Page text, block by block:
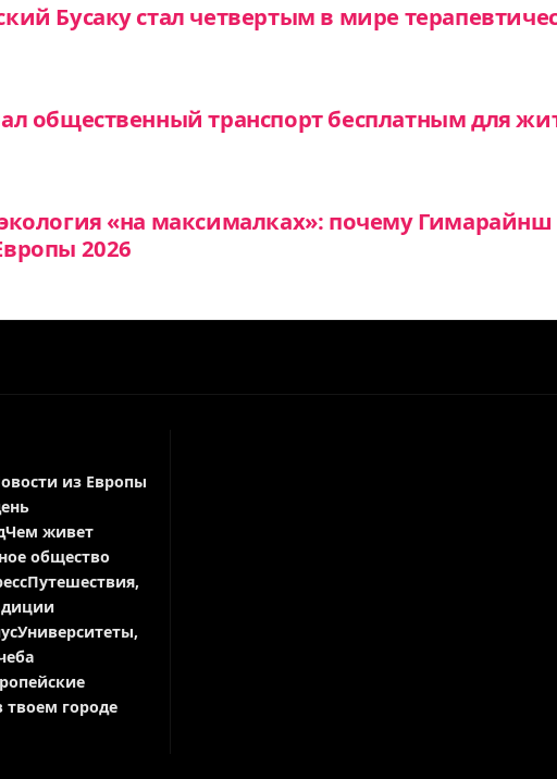
Бусаку стал четвертым в мире
общественный транспорт бесплатным для
«на максималках»: почему Гимарайнш
2026
из Европы
Чем живет
общество
Путешествия,
Университеты,
твоем городе